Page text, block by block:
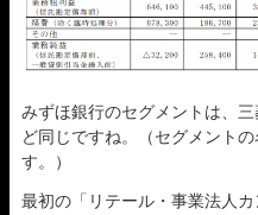
みずほ銀行のセグメントは、
ど同じですね。（セグメント
す。）
最初の「リテール・事業法人